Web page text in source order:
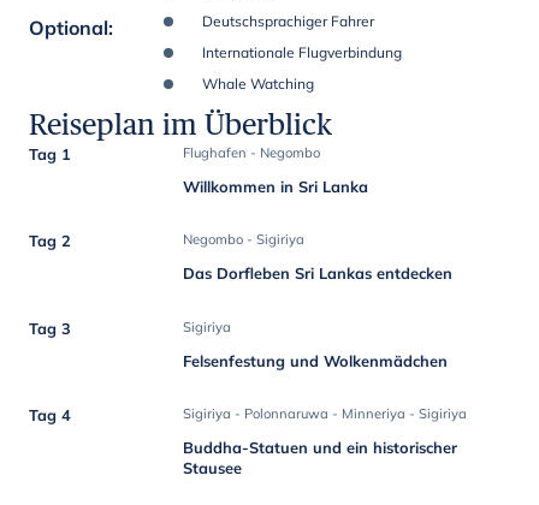
Optional:
Deutschsprachiger Fahrer
Internationale Flugverbindung
Whale Watching
Reiseplan im Überblick
Tag 1 Flughafen - Negombo
Willkommen in Sri Lanka
Tag 2 Negombo - Sigiriya
Das Dorfleben Sri Lankas entdecken
Tag 3 Sigiriya
Felsenfestung und Wolkenmädchen
Tag 4 Sigiriya - Polonnaruwa - Minneriya - Sigiriya
Buddha-Statuen und ein historischer
Stausee